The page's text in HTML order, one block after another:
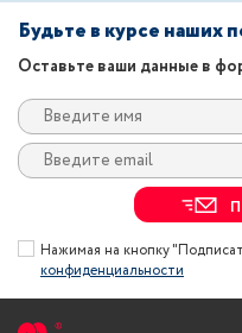
Будьте в курсе наших
Оставьте ваши данные в
Нажимая на кнопку
конфиденциальности